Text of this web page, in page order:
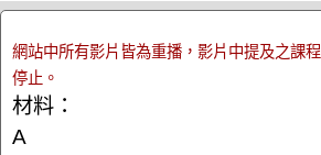
網站中所有影片皆為重播，影片中提及之課
停止。
材料：
A